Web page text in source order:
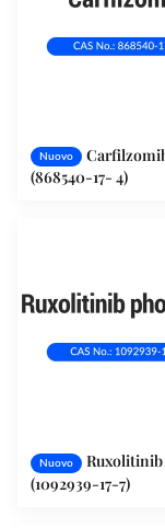
Nuovo
(868540-17- 4)
Nuovo
(1092939-17-7)